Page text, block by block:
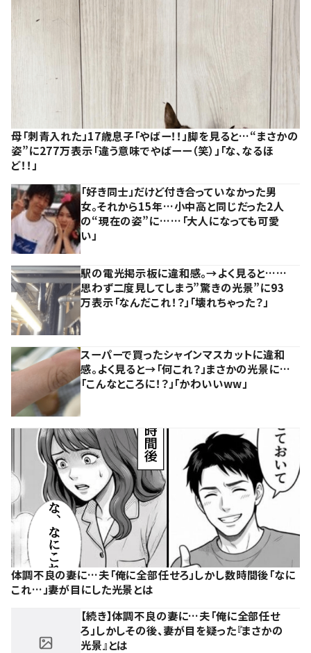
母「刺青入れた」17歳息子「やばー！！」脚を見ると…“まさかの
姿”に277万表示「違う意味でやばーー（笑）」「な、なるほ
ど！！」
「好き同士」だけど付き合っていなかった男
女。それから15年…小中高と同じだった2人
の“現在の姿”に……「大人になっても可愛
い」
駅の電光掲示板に違和感。→よく見ると……
思わず二度見してしまう”驚きの光景”に93
万表示「なんだこれ！？」「壊れちゃった？」
スーパーで買ったシャインマスカットに違和
感。よく見ると→「何これ？」まさかの光景に…
「こんなところに！？」「かわいいww」
体調不良の妻に…夫「俺に全部任せろ」しかし数時間後「なに
これ…」妻が目にした光景とは
【続き】体調不良の妻に…夫「俺に全部任せ
ろ」しかしその後、妻が目を疑った『まさかの
光景』とは